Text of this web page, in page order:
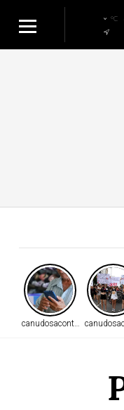
°C
canudosacontece.com